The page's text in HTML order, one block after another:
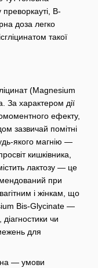
B-
доза легко
такої
(Magnesium
За характером дії
ефекту,
зазвичай помітні
якого магнію —
кишківника,
лактозу — це
при
і жінкам, що
Bis-Glycinate —
чи
для
— умови